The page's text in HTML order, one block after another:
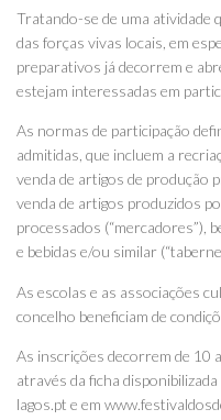
Tratando-se de uma atividade
das forças vivas locais, em
preparativos já decorrem e
estejam interessadas em
As normas de participação
admitidas, que incluem a
venda de artigos de produção
venda de artigos produzidos
processados (“mercadores”),
e bebidas e/ou similar
As escolas e as associações
concelho beneficiam de
As inscrições decorrem de 10
através da ficha
lagos.pt e em